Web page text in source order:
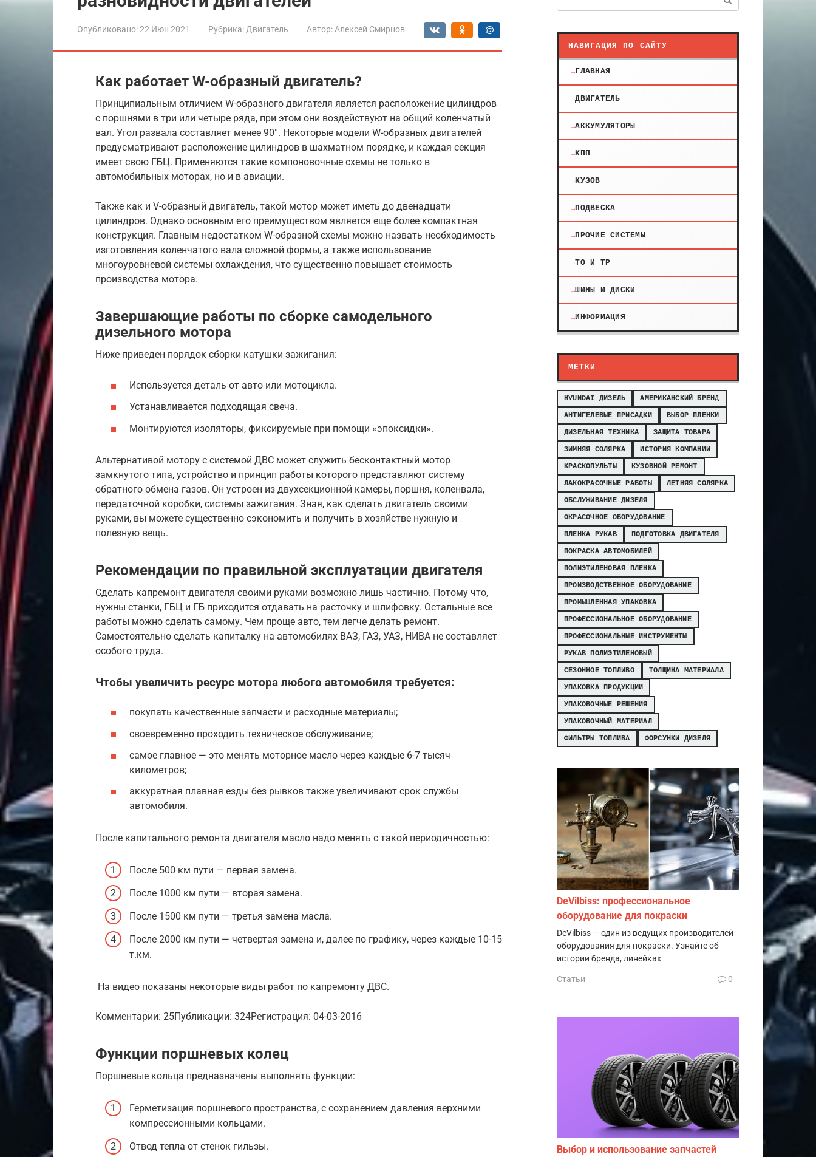
Опубликовано:22 Июн 2021 Рубрика: Двигатель Автор: Алексей Смирнов
Как работает W-образный двигатель?
Принципиальным отличием W-образного двигателя является расположение цилиндров
с поршнями в три или четыре ряда, при этом они воздействуют на общий коленчатый
вал. Угол развала составляет менее 90°. Некоторые модели W-образных двигателей
предусматривают расположение цилиндров в шахматном порядке, и каждая секция
имеет свою ГБЦ. Применяются такие компоновочные схемы не только в
автомобильных моторах, но и в авиации.
Также как и V-образный двигатель, такой мотор может иметь до двенадцати
цилиндров. Однако основным его преимуществом является еще более компактная
конструкция. Главным недостатком W-образной схемы можно назвать необходимость
изготовления коленчатого вала сложной формы, а также использование
многоуровневой системы охлаждения, что существенно повышает стоимость
производства мотора.
Завершающие работы по сборке самодельного
дизельного мотора
Ниже приведен порядок сборки катушки зажигания:
Используется деталь от авто или мотоцикла.
Устанавливается подходящая свеча.
Монтируются изоляторы, фиксируемые при помощи «эпоксидки».
Альтернативой мотору с системой ДВС может служить бесконтактный мотор
замкнутого типа, устройство и принцип работы которого представляют систему
обратного обмена газов. Он устроен из двухсекционной камеры, поршня, коленвала,
передаточной коробки, системы зажигания. Зная, как сделать двигатель своими
руками, вы можете существенно сэкономить и получить в хозяйстве нужную и
полезную вещь.
Рекомендации по правильной эксплуатации двигателя
Сделать капремонт двигателя своими руками возможно лишь частично. Потому что,
нужны станки, ГБЦ и ГБ приходится отдавать на расточку и шлифовку. Остальные все
работы можно сделать самому. Чем проще авто, тем легче делать ремонт.
Самостоятельно сделать капиталку на автомобилях ВАЗ, ГАЗ, УАЗ, НИВА не составляет
особого труда.
Чтобы увеличить ресурс мотора любого автомобиля требуется:
покупать качественные запчасти и расходные материалы;
своевременно проходить техническое обслуживание;
самое главное — это менять моторное масло через каждые 6-7 тысяч
километров;
аккуратная плавная езды без рывков также увеличивают срок службы
автомобиля.
После капитального ремонта двигателя масло надо менять с такой периодичностью:
После 500 км пути — первая замена.
После 1000 км пути — вторая замена.
После 1500 км пути — третья замена масла.
После 2000 км пути — четвертая замена и, далее по графику, через каждые 10-15
т.км.
На видео показаны некоторые виды работ по капремонту ДВС.
Комментарии: 25Публикации: 324Регистрация: 04-03-2016
Функции поршневых колец
Поршневые кольца предназначены выполнять функции:
Герметизация поршневого пространства, с сохранением давления верхними
компрессионными кольцами.
Отвод тепла от стенок гильзы.
НАВИГАЦИЯ ПО САЙТУ
ГЛАВНАЯ
ДВИГАТЕЛЬ
АККУМУЛЯТОРЫ
КПП
КУЗОВ
ПОДВЕСКА
ПРОЧИЕ СИСТЕМЫ
ТО И ТР
ШИНЫ И ДИСКИ
ИНФОРМАЦИЯ
МЕТКИ
HYUNDAI ДИЗЕЛЬ
АМЕРИКАНСКИЙ БРЕНД
АНТИГЕЛЕВЫЕ ПРИСАДКИ
ВЫБОР ПЛЕНКИ
ДИЗЕЛЬНАЯ ТЕХНИКА
ЗАЩИТА ТОВАРА
ЗИМНЯЯ СОЛЯРКА
ИСТОРИЯ КОМПАНИИ
КРАСКОПУЛЬТЫ
КУЗОВНОЙ РЕМОНТ
ЛАКОКРАСОЧНЫЕ РАБОТЫ
ЛЕТНЯЯ СОЛЯРКА
ОБСЛУЖИВАНИЕ ДИЗЕЛЯ
ОКРАСОЧНОЕ ОБОРУДОВАНИЕ
ПЛЕНКА РУКАВ
ПОДГОТОВКА ДВИГАТЕЛЯ
ПОКРАСКА АВТОМОБИЛЕЙ
ПОЛИЭТИЛЕНОВАЯ ПЛЕНКА
ПРОИЗВОДСТВЕННОЕ ОБОРУДОВАНИЕ
ПРОМЫШЛЕННАЯ УПАКОВКА
ПРОФЕССИОНАЛЬНОЕ ОБОРУДОВАНИЕ
ПРОФЕССИОНАЛЬНЫЕ ИНСТРУМЕНТЫ
РУКАВ ПОЛИЭТИЛЕНОВЫЙ
СЕЗОННОЕ ТОПЛИВО
ТОЛЩИНА МАТЕРИАЛА
УПАКОВКА ПРОДУКЦИИ
УПАКОВОЧНЫЕ РЕШЕНИЯ
УПАКОВОЧНЫЙ МАТЕРИАЛ
ФИЛЬТРЫ ТОПЛИВА
ФОРСУНКИ ДИЗЕЛЯ
DeVilbiss: профессиональное
оборудование для покраски
DeVilbiss — один из ведущих производителей
оборудования для покраски. Узнайте об
истории бренда, линейках
Статьи 0
Выбор и использование запчастей